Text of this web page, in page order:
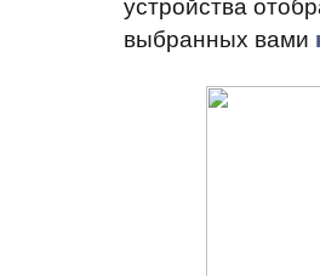
устройства
выбранных вами